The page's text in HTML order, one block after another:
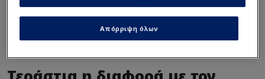
Απόρριψη όλων